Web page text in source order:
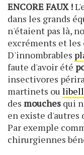
ENCORE FAUX !
dans les grands
n'étaient pas là,
excréments et les
D'innombrables
faute d'avoir été
insectivores
martinets ou
des mouches qui
en existe
Par exemple
chirurgiennes